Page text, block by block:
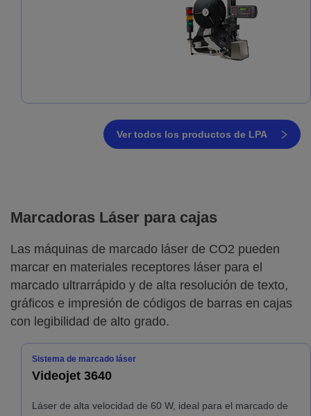
Ver todos los productos de LPA
Marcadoras Láser para cajas
Las máquinas de marcado láser de CO2 pueden
marcar en materiales receptores láser para el
marcado ultrarrápido y de alta resolución de texto,
gráficos e impresión de códigos de barras en cajas
con legibilidad de alto grado.
Sistema de marcado láser
Videojet 3640
Láser de alta velocidad de 60 W, ideal para el marcado de